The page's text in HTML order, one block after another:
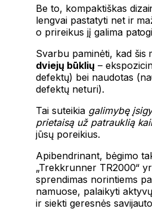
Be to, kompaktiškas
lengvai pastatyti net ir
o prireikus jį galima
Svarbu paminėti, kad šis
dviejų būklių –
defektų) bei naudotas
defektų neturi).
Tai suteikia galimybę
prietaisą už patrauklią
jūsų poreikius.
Apibendrinant, bėgimo
„Trekkrunner TR2000“
sprendimas norintiems
namuose, palaikyti
ir siekti geresnės